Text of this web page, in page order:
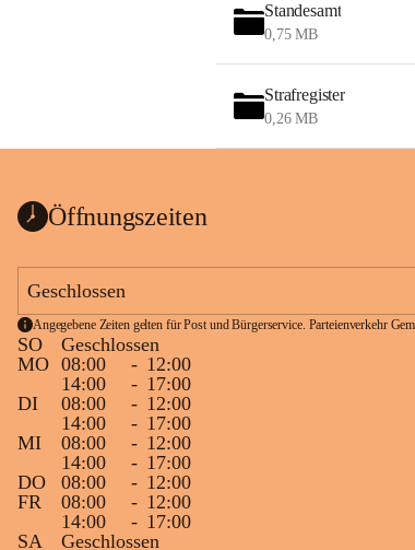
Standesamt
0,75 MB
Strafregister
0,26 MB
Öffnungszeiten
Geschlossen
Angegebene Zeiten gelten für Post und Bürgerservice. Parteienverkehr
SO
Geschlossen
MO 08:00 - 12:00
14:00
- 17:00
DI
08:00 - 12:00
14:00
- 17:00
MI
08:00 - 12:00
14:00
- 17:00
DO
08:00 - 12:00
FR
08:00 - 12:00
14:00
- 17:00
SA
Geschlossen